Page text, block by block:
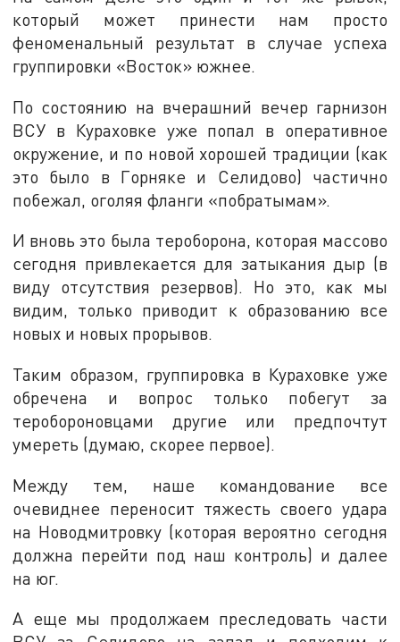
который может принести нам просто
феноменальный результат в случае успеха
группировки «Восток» южнее.
По состоянию на вчерашний вечер гарнизон
ВСУ в Кураховке уже попал в оперативное
окружение, и по новой хорошей традиции (как
это было в Горняке и Селидово) частично
побежал, оголяя фланги «побратымам».
И вновь это была тероборона, которая массово
сегодня привлекается для затыкания дыр (в
виду отсутствия резервов). Но это, как мы
видим, только приводит к образованию все
новых и новых прорывов.
Таким образом, группировка в Кураховке уже
обречена и вопрос только побегут за
теробороновцами другие или предпочтут
умереть (думаю, скорее первое).
Между тем, наше командование все
очевиднее переносит тяжесть своего удара
на Новодмитровку (которая вероятно сегодня
должна перейти под наш контроль) и далее
на юг.
А еще мы продолжаем преследовать части